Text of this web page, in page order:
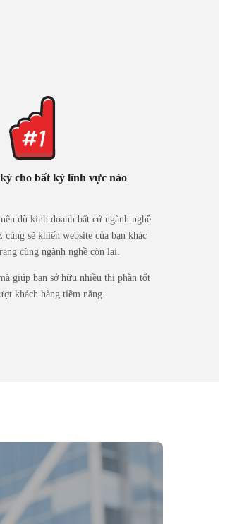
cho bất kỳ lĩnh vực nào
dù kinh doanh bất cứ ngành nghề
sẽ khiến website của bạn khác
cùng ngành nghề còn lại.
giúp bạn sở hữu nhiều thị phần tốt
khách hàng tiềm năng.